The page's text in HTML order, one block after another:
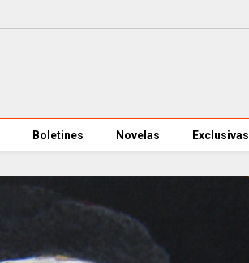
Boletines Novelas Exclusivas